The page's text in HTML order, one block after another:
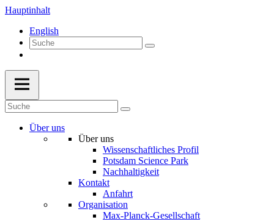
Hauptinhalt
English
Über uns
Über uns
Wissenschaftliches Profil
Potsdam Science Park
Nachhaltigkeit
Kontakt
Anfahrt
Organisation
Max-Planck-Gesellschaft